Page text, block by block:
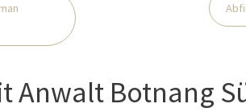
Anwalt Botnang